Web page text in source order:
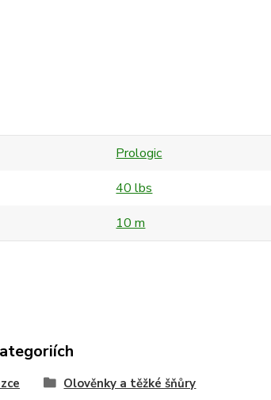
Prologic
40 lbs
10 m
Olověnky a těžké šňůry